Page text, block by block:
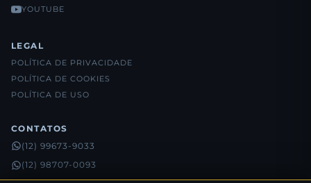
YOUTUBE
LEGAL
POLÍTICA DE PRIVACIDADE
POLÍTICA DE COOKIES
POLÍTICA DE USO
CONTATOS
(12) 99673-9033
(12) 98707-0093